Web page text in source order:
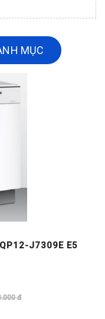
MỤC
J7309E E5
đ